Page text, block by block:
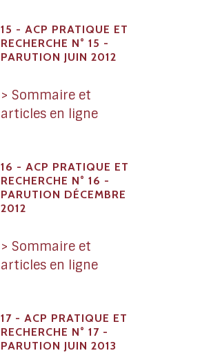
15 - ACP PRATIQUE ET
RECHERCHE N° 15 -
PARUTION JUIN 2012
> Sommaire et
articles en ligne
16 - ACP PRATIQUE ET
RECHERCHE N° 16 -
PARUTION DÉCEMBRE
2012
> Sommaire et
articles en ligne
17 - ACP PRATIQUE ET
RECHERCHE N° 17 -
PARUTION JUIN 2013